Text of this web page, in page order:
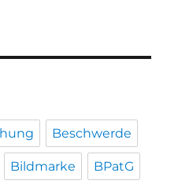
Beschwerde
Bildmarke BPatG